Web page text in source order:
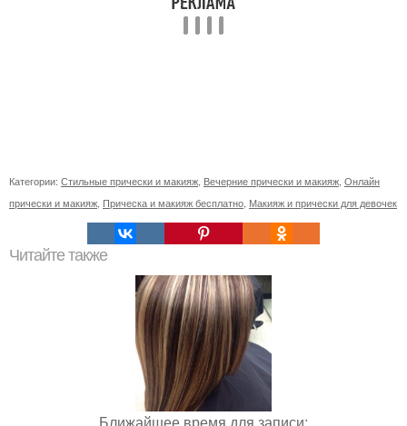
Категории: Стильные прически и макияж Вечерние прически и макияж Онлайн
прически и макияж Прическа и макияж бесплатно Макияж и прически для девочек
Читайте также